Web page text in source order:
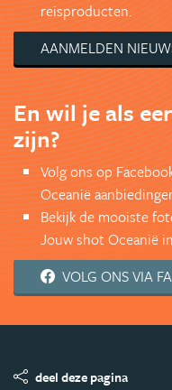
reisproducten.
AANMELDEN
En wil je als
zijn?
Volg ons op
Oceanië
Bekijk de mooiste
Jouw shot Oceanië
VOLG ONS VIA
deel deze pagina